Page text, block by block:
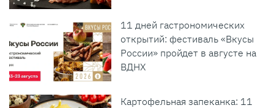
11 дней гастрономических
открытий: фестиваль «Вкусы
России» пройдет в августе на
ВДНХ
Картофельная запеканка: 11